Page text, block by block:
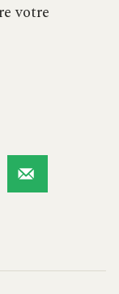
votre